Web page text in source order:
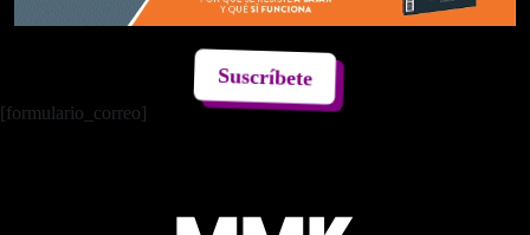
Suscríbete
[formulario_correo]